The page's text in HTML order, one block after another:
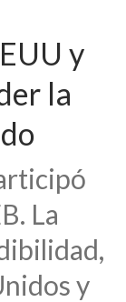
y
la
La
y